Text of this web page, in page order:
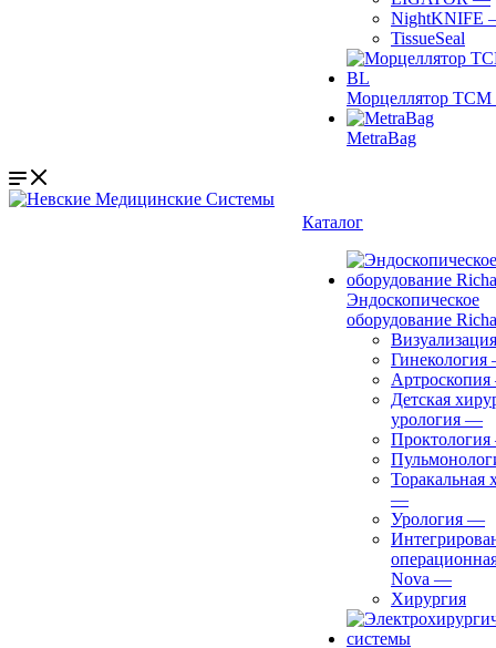
NightKNIFE
TissueSeal
Морцеллятор ТСМ
MetraBag
Каталог
Эндоскопическое
оборудование
Визуализация
Гинекология
Артроскопия
Детская
урология —
Проктология
Торакальная
—
Урология —
Nova —
Хирургия